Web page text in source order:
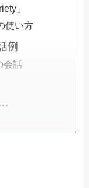
」
使い方
例
会話